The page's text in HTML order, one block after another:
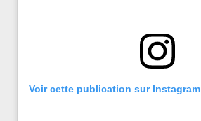
Voir cette publication sur Instagram